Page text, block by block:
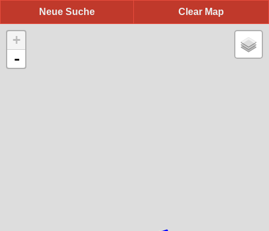
Clear Map
Neue Suche
+
-